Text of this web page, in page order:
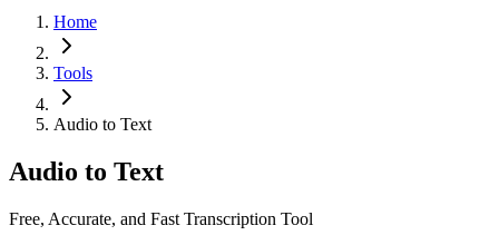
Home
Tools
Audio to Text
Audio to Text
Free, Accurate, and Fast Transcription Tool